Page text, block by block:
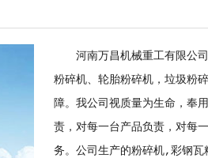
河南万昌机械重工有限公
粉碎机、轮胎粉碎机，垃圾粉
障。我公司视质量为生命，奉
责，对每一台产品负责，对每
务。公司生产的粉碎机,彩钢